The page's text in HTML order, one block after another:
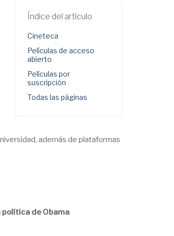
Índice del artículo
Cineteca
Películas de acceso
abierto
Películas por
suscripción
Todas las páginas
además de plataformas
política de Obama